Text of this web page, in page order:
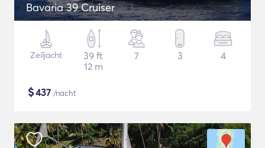
Bavaria 39 Cruiser
Zeiljacht
39 ft
12 m
7 3 4
$437 /nacht